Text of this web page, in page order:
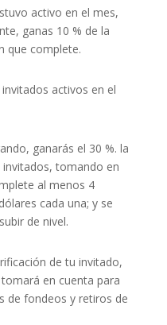
activo en el mes,
ganas 10 % de la
que complete.
activos en el
ganarás el 30 %. la
tomando en
al menos 4
cada una; y se
de nivel.
de tu invitado,
en cuenta para
de fondeos y retiros de